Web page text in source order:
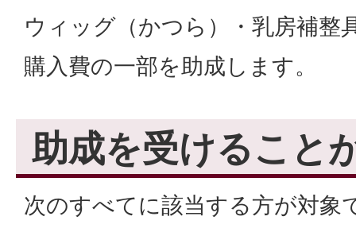
ウィッグ（かつら）・乳房補整
購入費の一部を助成します。
助成を受けること
次のすべてに該当する方が対象